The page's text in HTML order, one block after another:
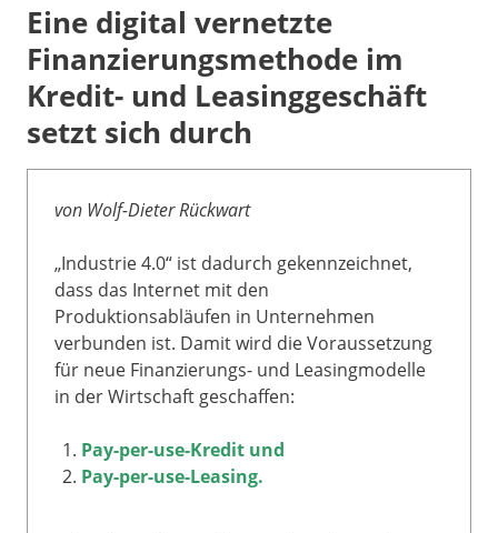
Eine digital vernetzte
Finanzierungsmethode im
Kredit- und Leasinggeschäft
setzt sich durch
von Wolf-Dieter Rückwart
„Industrie 4.0“ ist dadurch gekennzeichnet,
dass das Internet mit den
Produktionsabläufen in Unternehmen
verbunden ist. Damit wird die Voraussetzung
für neue Finanzierungs- und Leasingmodelle
in der Wirtschaft geschaffen:
Pay-per-use-Kredit und
Pay-per-use-Leasing.